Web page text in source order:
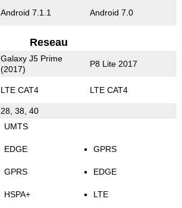
Android 7.1.1 Android 7.0
Reseau
Galaxy J5 Prime
(2017)
P8 Lite 2017
LTE CAT4 LTE CAT4
28, 38, 40
UMTS
EDGE
GPRS
HSPA+
GPRS
EDGE
LTE